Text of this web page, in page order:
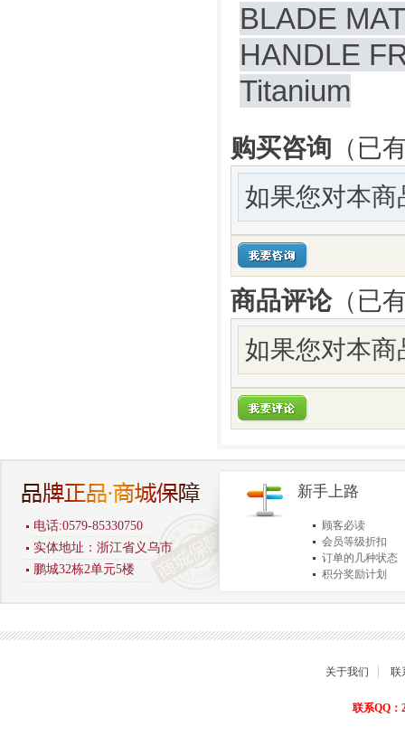
BLADE
HANDLE
Titanium
购买咨询 （已
如果您对本
商品评论（已
如果您对本
电话:0579-85330750
实体地址：浙江省义乌市
鹏城32栋2单元5楼
新手上路
顾客必读
会员等级折扣
订单的几种状态
积分奖励计划
商品退货保障
关于我们 联
联系QQ：